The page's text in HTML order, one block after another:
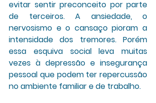
evitar sentir preconceito por parte
de terceiros. A ansiedade, o
nervosismo e o cansaço pioram a
intensidade dos tremores. Porém
essa esquiva social leva muitas
vezes à depressão e insegurança
pessoal que podem ter repercussão
no ambiente familiar e de trabalho.